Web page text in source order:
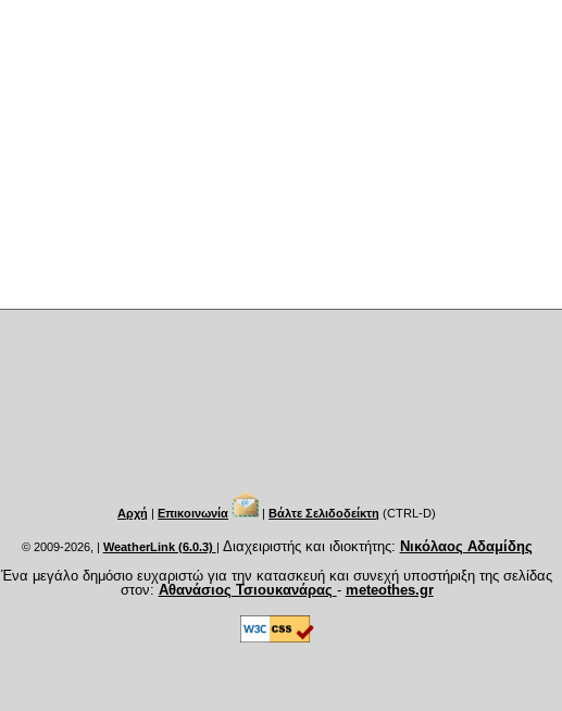
Αρχή |Επικοινωνία |Βάλτε Σελιδοδείκτη (CTRL-D)
© 2009-2026, | WeatherLink (6.0.3) | Διαχειριστής και ιδιοκτήτης: Νικόλαος Αδαμίδης
Ένα μεγάλο δημόσιο ευχαριστώ για την κατασκευή και συνεχή υποστήριξη της σελίδας
στον: Αθανάσιος Τσιουκανάρας - meteothes.gr